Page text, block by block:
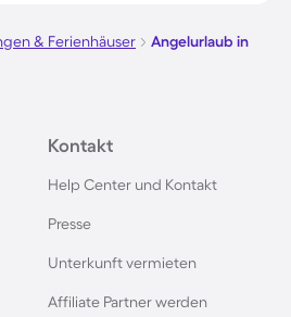
Müritz
& Ferienhäuser
Angelurlaub in
Kontakt
Help Center und Kontakt
Presse
Unterkunft vermieten
Affiliate Partner werden